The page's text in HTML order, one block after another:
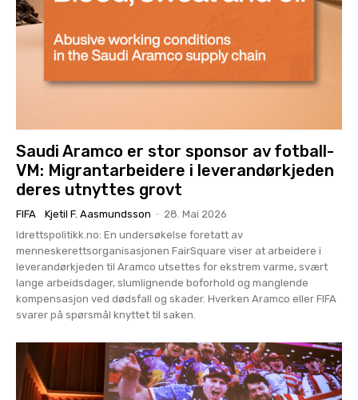
Saudi Aramco er stor sponsor av fotball-
VM: Migrantarbeidere i leverandørkjeden
deres utnyttes grovt
FIFA Kjetil F. Aasmundsson - 28. Mai 2026
Idrettspolitikk.no: En undersøkelse foretatt av
menneskerettsorganisasjonen FairSquare viser at arbeidere i
leverandørkjeden til Aramco utsettes for ekstrem varme, svært
lange arbeidsdager, slumlignende boforhold og manglende
kompensasjon ved dødsfall og skader. Hverken Aramco eller FIFA
svarer på spørsmål knyttet til saken.